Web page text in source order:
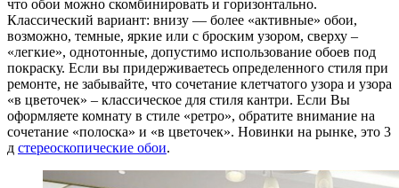
что обои можно скомбинировать и горизонтально.
Классический вариант: внизу — более «активные» обои,
возможно, темные, яркие или с броским узором, сверху –
«легкие», однотонные, допустимо использование обоев под
покраску. Если вы придерживаетесь определенного стиля при
ремонте, не забывайте, что сочетание клетчатого узора и узора
«в цветочек» – классическое для стиля кантри. Если Вы
оформляете комнату в стиле «ретро», обратите внимание на
сочетание «полоска» и «в цветочек». Новинки на рынке, это 3
д стереоскопические обои.